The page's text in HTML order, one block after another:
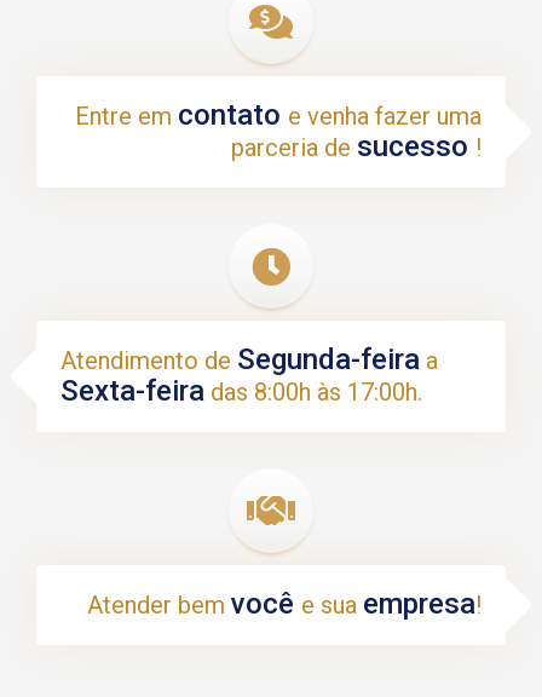
Entre em contato e venha fazer uma
parceria de sucesso !
Atendimento de Segunda-feira a
Sexta-feira das 8:00h às 17:00h.
Atender bem você e sua empresa!